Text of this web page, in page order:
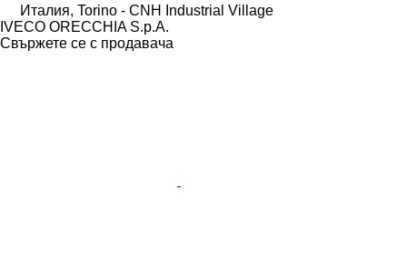
Италия, Torino - CNH Industrial Village
IVECO ORECCHIA S.p.A.
Свържете се с продавача